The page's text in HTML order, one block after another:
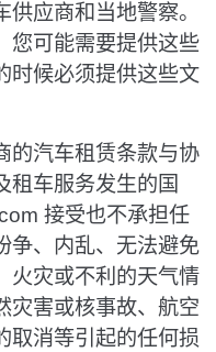
应商和当地警察。
您可能需要提供这些
时候必须提供这些文
的汽车租赁条款与协
租车服务发生的国
接受也不承担任
争、内乱、无法避免
火灾或不利的天气情
灾害或核事故、航空
取消等引起的任何损